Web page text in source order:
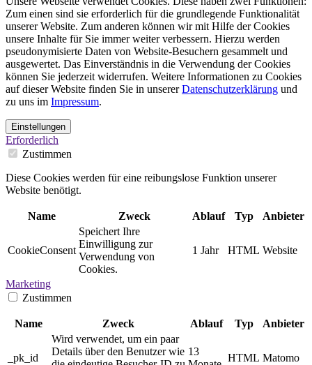
Zum einen sind sie erforderlich für die grundlegende Funktionalität
unserer Website. Zum anderen können wir mit Hilfe der Cookies
unsere Inhalte für Sie immer weiter verbessern. Hierzu werden
pseudonymisierte Daten von Website-Besuchern gesammelt und
ausgewertet. Das Einverständnis in die Verwendung der Cookies
können Sie jederzeit widerrufen. Weitere Informationen zu Cookies
auf dieser Website finden Sie in unsererDatenschutzerklärung und
zu uns im Impressum.
Einstellungen
Erforderlich
Zustimmen
Diese Cookies werden für eine reibungslose Funktion unserer
Website benötigt.
Name Zweck Ablauf Typ Anbieter
CookieConsent
Speichert Ihre
Einwilligung zur
Verwendung von
Cookies.
1 Jahr HTML Website
Marketing
Zustimmen
Name Zweck Ablauf Typ Anbieter
_pk_id
Wird verwendet, um ein paar
Details über den Benutzer wie 13
HTML Matomo